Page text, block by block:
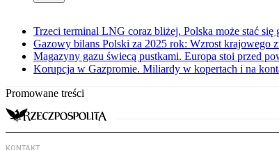
Trzeci terminal LNG coraz bliżej. Polska może stać się
Gazowy bilans Polski za 2025 rok: Wzrost krajowego
Magazyny gazu świecą pustkami. Europa stoi przed
Korupcja w Gazpromie. Miliardy w kopertach i na
Promowane treści